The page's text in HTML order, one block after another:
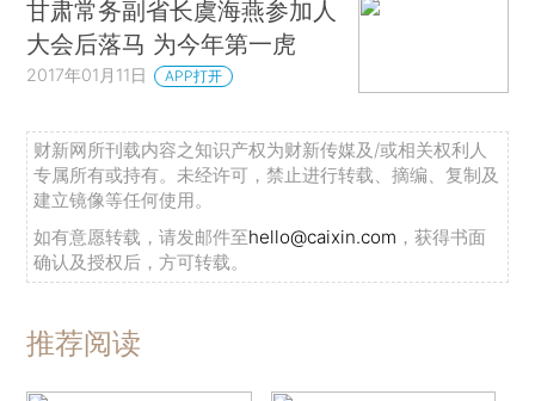
甘肃常务副省长虞海燕参加人
大会后落马 为今年第一虎
2017年01月11日 APP打开
财新网所刊载内容之知识产权为财新传媒及/或相关权利人
专属所有或持有。未经许可，禁止进行转载、摘编、复制及
建立镜像等任何使用。
如有意愿转载，请发邮件至hello@caixin.com ，获得书面
确认及授权后，方可转载。
推荐阅读